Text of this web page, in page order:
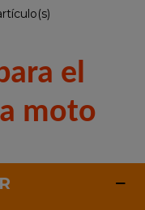
el
moto